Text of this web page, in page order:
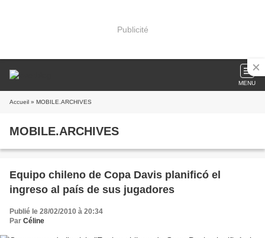
Publicité
MENU
Accueil » MOBILE.ARCHIVES
MOBILE.ARCHIVES
Equipo chileno de Copa Davis planificó el
ingreso al país de sus jugadores
Publié le 28/02/2010 à 20:34
Par Céline